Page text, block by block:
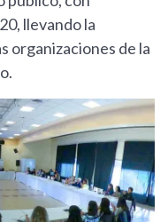
llevando la
organizaciones de la